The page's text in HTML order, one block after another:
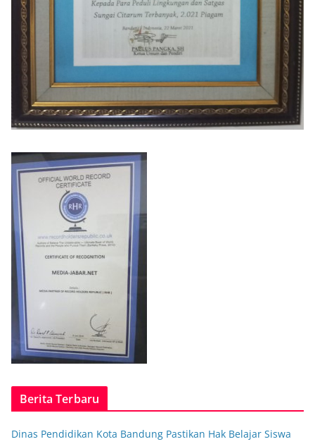
Berita Terbaru
Dinas Pendidikan Kota Bandung Pastikan Hak Belajar Siswa